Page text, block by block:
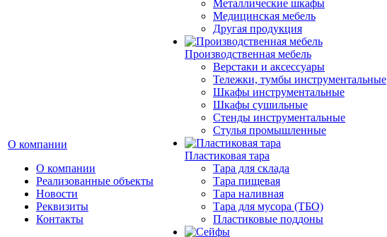
О компании
О компании
Реализованные объекты
Новости
Реквизиты
Контакты
Металлические шкафы
Медицинская мебель
Другая продукция
Производственная мебель
Верстаки и аксессуары
Тележки, тумбы инструментальные
Шкафы инструментальные
Шкафы сушильные
Стенды инструментальные
Cтулья промышленные
Пластиковая тара
Тара для склада
Тара пищевая
Тара наливная
Тара для мусора (ТБО)
Пластиковые поддоны